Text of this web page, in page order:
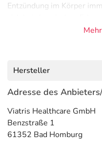
Entzündung im Körper
verselbständigen und
Optimal wirkt der Stoff
angewendet wird.
Anwendungsgebiete
- Asthma bronchiale
- Chronisch obstruktive
- Chronische Bronchitis
Hersteller
Adresse des
Viatris Healthcare GmbH
Benzstraße 1
61352 Bad Homburg